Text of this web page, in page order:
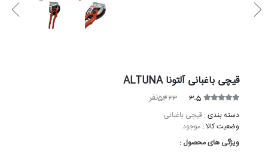
قیچی باغبانی آلتونا ALTUNA
3.5
5423نفر
دسته بندی : قیچی باغبانی
وضعیت کالا : موجود
ویژگی های محصول :